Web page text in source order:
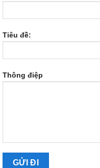
Tiêu đề:
Thông điệp